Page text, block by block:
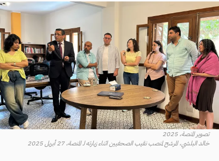
Secondary
Navigation
تصوير المنصة، 2025
خالد البلشي، المرشح لمنصب نقيب الصحفيين اثناء زيارته لـ المنصة، 27 أبريل 2025